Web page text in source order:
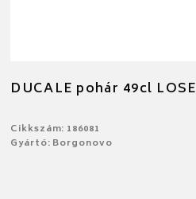
DUCALE pohár 49cl LOSE
Cikkszám: 186081
Gyártó: Borgonovo